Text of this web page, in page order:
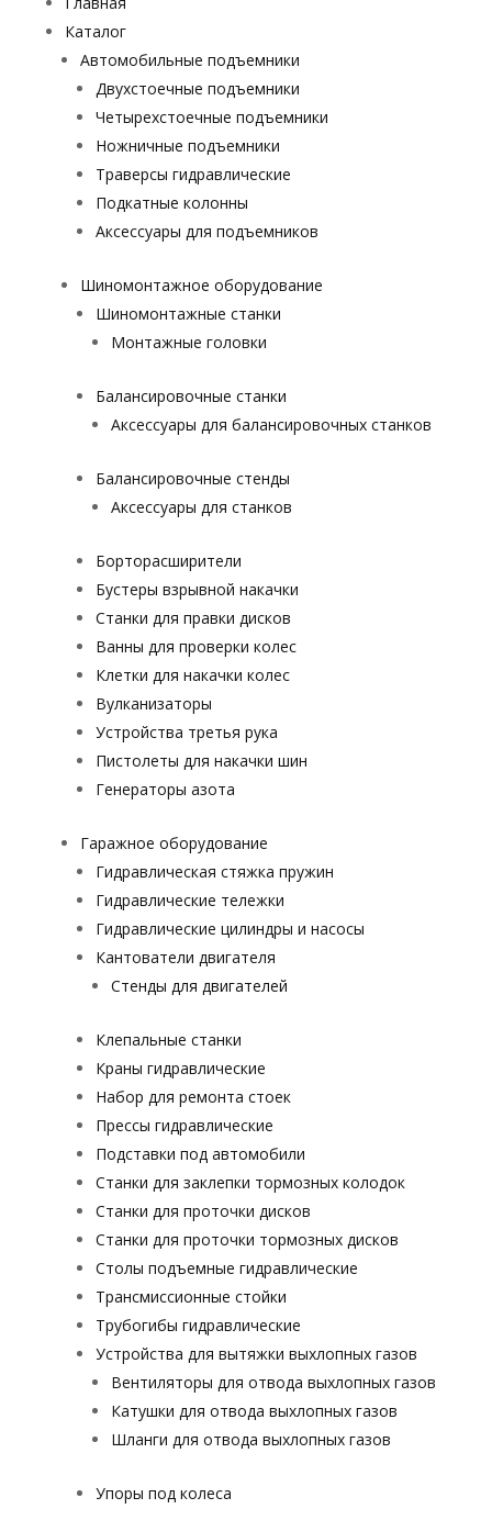
Каталог
Автомобильные подъемники
Двухстоечные подъемники
Четырехстоечные подъемники
Ножничные подъемники
Траверсы гидравлические
Подкатные колонны
Аксессуары для подъемников
Шиномонтажное оборудование
Шиномонтажные станки
Монтажные головки
Балансировочные станки
Аксессуары для балансировочных станков
Балансировочные стенды
Аксессуары для станков
Борторасширители
Бустеры взрывной накачки
Станки для правки дисков
Ванны для проверки колес
Клетки для накачки колес
Вулканизаторы
Устройства третья рука
Пистолеты для накачки шин
Генераторы азота
Гаражное оборудование
Гидравлическая стяжка пружин
Гидравлические тележки
Гидравлические цилиндры и насосы
Кантователи двигателя
Стенды для двигателей
Клепальные станки
Краны гидравлические
Набор для ремонта стоек
Прессы гидравлические
Подставки под автомобили
Станки для заклепки тормозных колодок
Станки для проточки дисков
Станки для проточки тормозных дисков
Столы подъемные гидравлические
Трансмиссионные стойки
Трубогибы гидравлические
Устройства для вытяжки выхлопных газов
Вентиляторы для отвода выхлопных газов
Катушки для отвода выхлопных газов
Шланги для отвода выхлопных газов
Упоры под колеса